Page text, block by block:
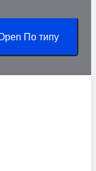
По типу